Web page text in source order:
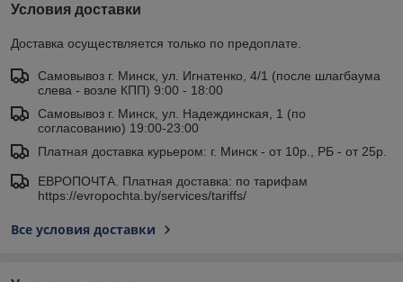
Условия доставки
Доставка осуществляется только по предоплате.
Самовывоз г. Минск, ул. Игнатенко, 4/1 (после шлагбаума
слева - возле КПП) 9:00 - 18:00
Самовывоз г. Минск, ул. Надеждинская, 1 (по
согласованию) 19:00-23:00
Платная доставка курьером: г. Минск - от 10р., РБ - от 25р.
ЕВРОПОЧТА. Платная доставка: по тарифам
https://evropochta.by/services/tariffs/
Все условия доставки